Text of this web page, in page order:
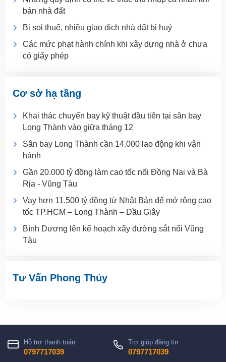
bán nhà đất
Bị soi thuế, nhiều giao dịch nhà đất bị huỷ
Các mức phạt hành chính khi xây dựng nhà ở chưa
có giấy phép
Cơ sở hạ tầng
Khai thác chuyến bay kỹ thuật đầu tiên tại sân bay
Long Thành vào giữa tháng 12
Sân bay Long Thành cần 14.000 lao động khi vận
hành
Gần 20.000 tỷ đồng làm cao tốc nối Đồng Nai và Bà
Rịa - Vũng Tàu
Vay hơn 11.500 tỷ đồng từ Nhật Bản để mở rộng cao
tốc TP.HCM – Long Thành – Dầu Giây
Bình Dương lên kế hoạch xây đường sắt nối Vũng
Tàu
Tư Vấn Phong Thủy
Hỗ trợ thanh toán
0797717039
Trợ giúp đăng tin
0797717039